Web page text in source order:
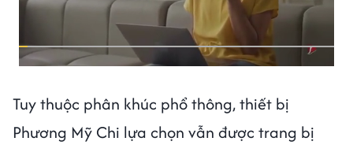
Tuy thuộc phân khúc phổ thông, thiết bị
Phương Mỹ Chi lựa chọn vẫn được trang bị